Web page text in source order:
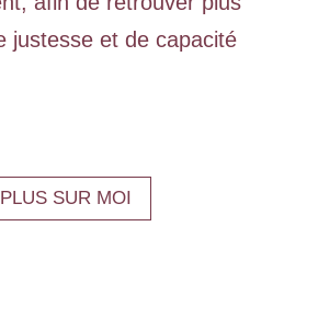
justesse et de capacité
SUR MOI